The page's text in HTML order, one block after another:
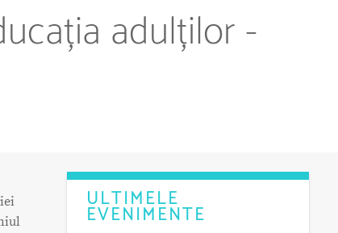
adulților -
ULTIMELE
EVENIMENTE